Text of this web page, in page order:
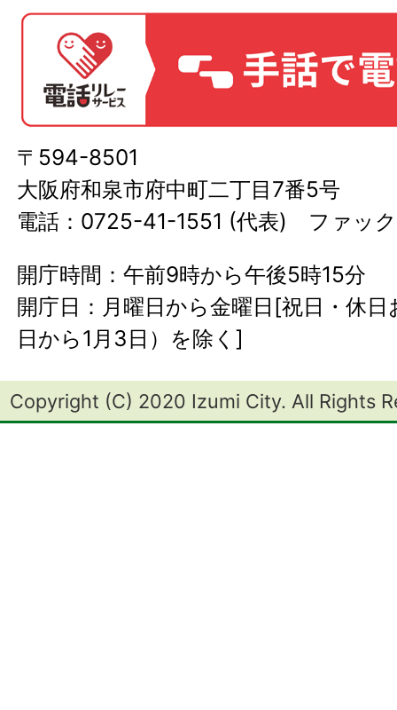
〒594-8501
大阪府和泉市府中町二丁目7番5号
電話：0725-41-1551 (代表) ファッ
開庁時間：午前9時から午後5時15分
開庁日：月曜日から金曜日[祝日・休
日から1月3日）を除く]
Copyright (C) 2020 Izumi City. All Rights